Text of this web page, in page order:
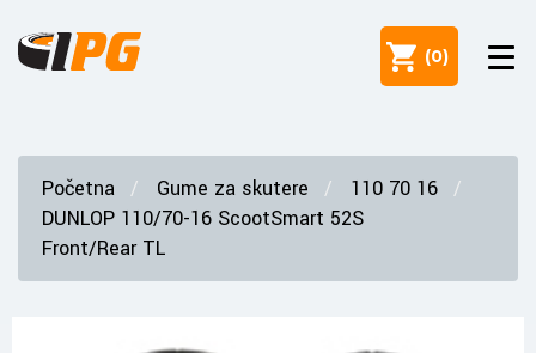
(0)
Početna Gume za skutere
110 70 16
DUNLOP 110/70-16 ScootSmart 52S
Front/Rear TL